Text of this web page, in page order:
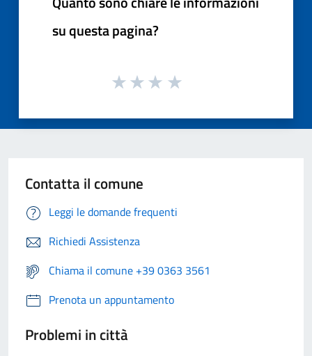
su questa pagina?
Contatta il comune
Leggi le domande frequenti
Richiedi Assistenza
Chiama il comune +39 0363 3561
Prenota un appuntamento
Problemi in città